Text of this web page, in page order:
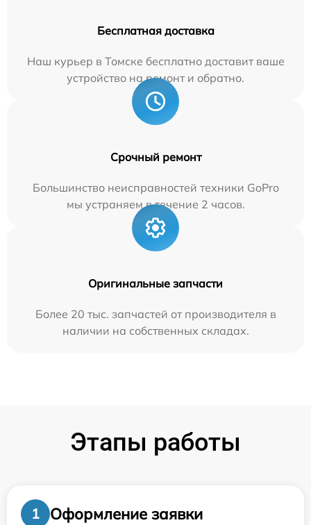
Бесплатная доставка
Наш курьер в Томске бесплатно доставит ваше
устройство на ремонт и обратно.
Срочный ремонт
Большинство неисправностей техники GoPro
мы устраняем в течение 2 часов.
Оригинальные запчасти
Более 20 тыс. запчастей от производителя в
наличии на собственных складах.
Этапы работы
1
Оформление заявки